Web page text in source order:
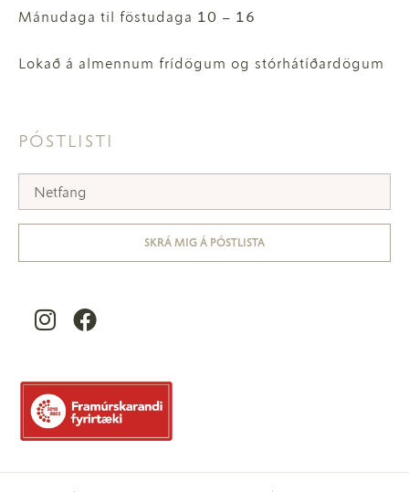
Mánudaga til föstudaga 10 – 16
Lokað á almennum frídögum og stórhátíðardögum
PÓSTLISTI
SKRÁ MIG Á PÓSTLISTA